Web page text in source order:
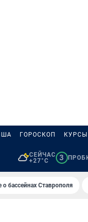
ГОРОСКОП
СЕЙЧАС
+27°C
3
бассейнах Ставрополя